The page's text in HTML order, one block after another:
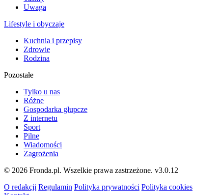
Uwaga
Lifestyle i obyczaje
Kuchnia i przepisy
Zdrowie
Rodzina
Pozostałe
Tylko u nas
Różne
Gospodarka głupcze
Z internetu
Sport
Pilne
Wiadomości
Zagrożenia
© 2026 Fronda.pl. Wszelkie prawa zastrzeżone. v3.0.12
O redakcji Regulamin Polityka prywatności Polityka cookies